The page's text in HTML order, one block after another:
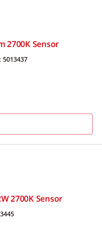
2700K Sensor
5013437
2700K Sensor